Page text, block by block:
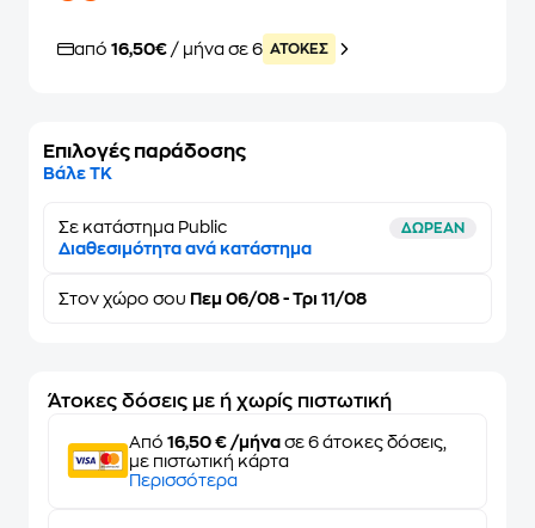
από 16,50€ / μήνα σε 6 ATOKEΣ
Επιλογές παράδοσης
Βάλε ΤΚ
Σε κατάστημα Public ΔΩΡΕΑΝ
Διαθεσιμότητα ανά κατάστημα
Στον χώρο σου Πεμ 06/08 - Τρι 11/08
Άτοκες δόσεις με ή χωρίς πιστωτική
Από 16,50 € /μήνα σε 6 άτοκες δόσεις,
με πιστωτική κάρτα
Περισσότερα